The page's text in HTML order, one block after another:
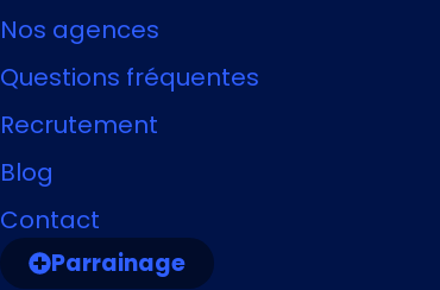
Nos agences
Questions fréquentes
Recrutement
Blog
Contact
Parrainage